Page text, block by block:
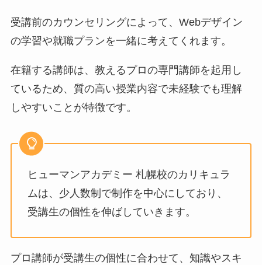
受講前のカウンセリングによって、Webデザイン
の学習や就職プランを一緒に考えてくれます。
在籍する講師は、教えるプロの専門講師を起用し
ているため、質の高い授業内容で未経験でも理解
しやすいことが特徴です。
ヒューマンアカデミー 札幌校のカリキュラ
ムは、少人数制で制作を中心にしており、
受講生の個性を伸ばしていきます。
プロ講師が受講生の個性に合わせて、知識やスキ